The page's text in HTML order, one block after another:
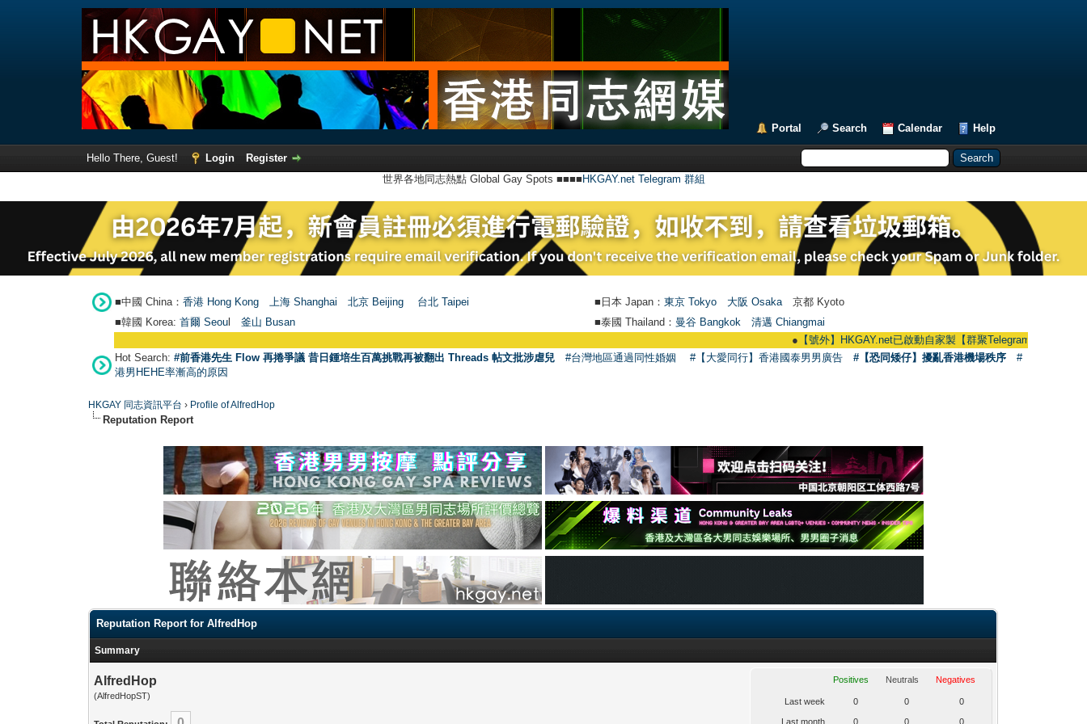
Portal Search Calendar Help
Hello There, Guest! Login
Register
世界各地同志熱點 Global Gay Spots ■■■■ HKGAY.net Telegram 群組
■中國 China： 香港 Hong Kong 上海 Shanghai 北京 Beijing 台北 Taipei ■日本 Japan： 東京 Tokyo 大阪 Osaka 京都 Kyoto
■韓國 Korea: 首爾 Seou 釜山 Busan ■泰國 Thailand： 曼谷 Bangkok
清邁 Chiangmai
【號外】HKGAY.net已啟動自家製【群聚Telegram群組】
Hot Search: #前香港先生 Flow 再捲爭議 昔日鍾培生百萬挑戰再被翻出 Threads 帖文批涉虐兒 #台灣地區通過同性婚姻 #【大愛同行】香港國泰男男廣告 #【恐同矮仔】擾亂香港機場秩序
#
港男HEHE率漸高的原因
HKGAY 同志資訊平台 › Profile of AlfredHop
Reputation Report
Reputation Report for AlfredHop
Summary
AlfredHop
(AlfredHopST)
Positives Neutrals Negatives
Last week 0 0 0
Last month 0 0 0